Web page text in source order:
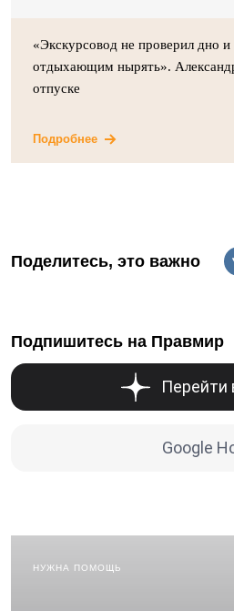
«Экскурсовод не проверил дно
отдыхающим нырять».
отпуске
Подробнее
Поделитесь, это важно
Подпишитесь на Правмир
Перейти
Google
НУЖНА ПОМОЩЬ